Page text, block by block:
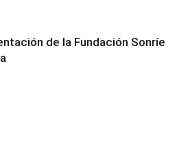
de la Fundación Sonríe